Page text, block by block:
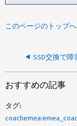
このページのトップへ
おすすめの記事
タグ